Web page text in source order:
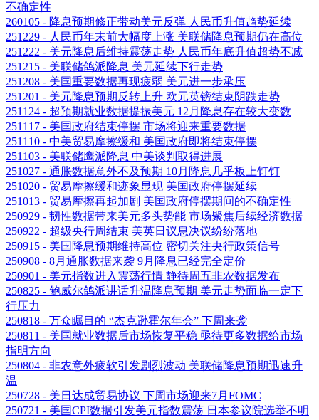
不确定性
260105 - 降息预期修正带动美元反弹 人民币升值趋势延续
251229 - 人民币年末前大幅度上涨 美联储降息预期仍在高位
251222 - 美元降息后维持震荡走势 人民币年底升值超势不减
251215 - 美联储鸽派降息 美元延续下行走势
251208 - 美国重要数据再现疲弱 美元进一步承压
251201 - 美元降息预期反转上升 欧元英镑结束阴跌走势
251124 - 超预期就业数据提振美元 12月降息存在较大变数
251117 - 美国政府结束停摆 市场将迎来重要数据
251110 - 中美贸易摩擦缓和 美国政府即将结束停摆
251103 - 美联储鹰派降息 中美谈判取得进展
251027 - 通胀数据意外不及预期 10月降息几乎板上钉钉
251020 - 贸易摩擦缓和迹象显现 美国政府停摆延续
251013 - 贸易摩擦再起加剧 美国政府停摆期间的不确定性
250929 - 韧性数据带来美元多头势能 市场聚焦后续经济数据
250922 - 超级央行周结束 美英日议息决议纷纷落地
250915 - 美国降息预期维持高位 密切关注央行政策信号
250908 - 8月通胀数据来袭 9月降息已经完全定价
250901 - 美元指数进入震荡行情 静待周五非农数据发布
250825 - 鲍威尔鸽派讲话升温降息预期 美元走势面临一定下
行压力
250818 - 万众瞩目的 “杰克逊霍尔年会” 下周来袭
250811 - 美国就业数据后市场恢复平稳 亟待更多数据给市场
指明方向
250804 - 非农意外疲软引发剧烈波动 美联储降息预期迅速升
温
250728 - 美日达成贸易协议 下周市场迎来7月FOMC
250721 - 美国CPI数据引发美元指数震荡 日本参议院选举不明